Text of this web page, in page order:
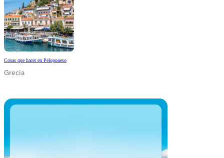
Cosas que hacer en Peloponeso
Grecia